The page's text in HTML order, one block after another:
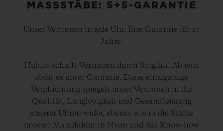
MASSSTÄBE: 5+5-GARANTIE
Unser Vertrauen in jede Uhr. Ihre Garantie für 10
Jahre.
Hublot schafft Vertrauen durch Sorgfalt. Ab jetzt
steht es unter Garantie. Diese einzigartige
Verpflichtung spiegelt unser Vertrauen in die
Qualität, Langlebigkeit und Gesamtleistung
unserer Uhren wider, ebenso wie in die Stärke
unserer Manufaktur in Nyon und das Know-how